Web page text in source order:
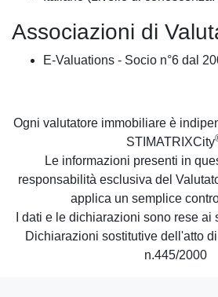
Associazioni di
E-Valuations - Socio n°6 dal
Ogni valutatore immobiliare è
STIMATRIXCity
Le informazioni presenti in
responsabilità esclusiva del
applica un semplice
I dati e le dichiarazioni sono rese ai
Dichiarazioni sostitutive dell'atto
n.445/2000